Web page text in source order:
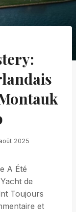
2025
A Été
de
Toujours
et